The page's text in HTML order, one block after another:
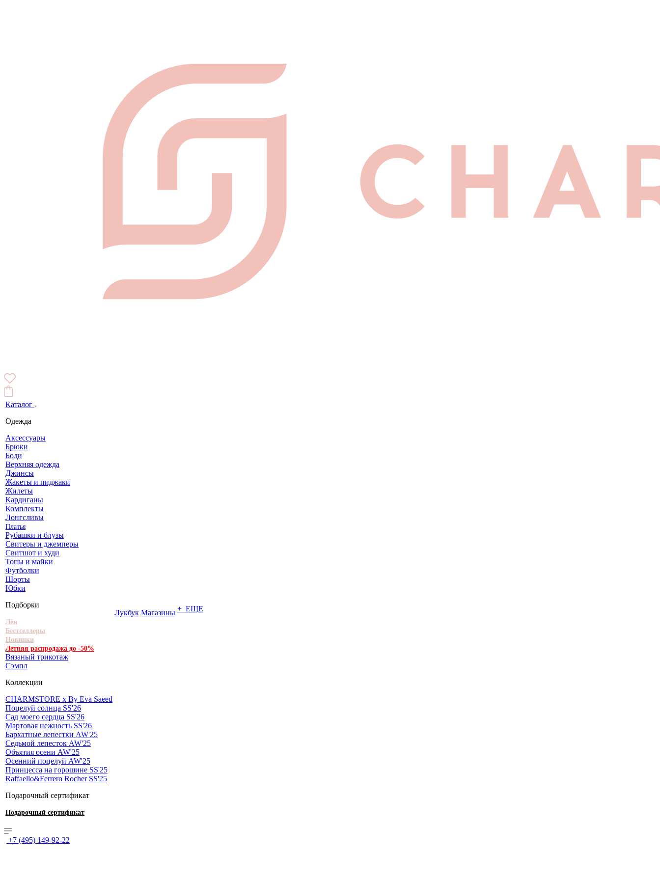
Каталог
Одежда
Аксессуары
Брюки
Боди
Верхняя одежда
Джинсы
Жакеты и пиджаки
Жилеты
Кардиганы
Комплекты
Лонгсливы
Платья
Рубашки и блузы
Свитеры и джемперы
Свитшот и худи
Топы и майки
Футболки
Шорты
Юбки
Подборки
Лён
Бестселлеры
Новинки
Летняя распродажа до -50%
Вязаный трикотаж
Сэмпл
Коллекции
CHARMSTORE х By Eva Saeed
Поцелуй солнца SS'26
Сад моего сердца SS'26
Мартовая нежность SS'26
Бархатные лепестки AW'25
Седьмой лепесток AW'25
Объятия осени AW'25
Осенний поцелуй AW'25
Принцесса на горошине SS'25
Raffaello&Ferrero Rocher SS'25
Подарочный сертификат
Подарочный сертификат
Лукбук Магазины + ЕЩЕ
+7 (495) 149-92-22